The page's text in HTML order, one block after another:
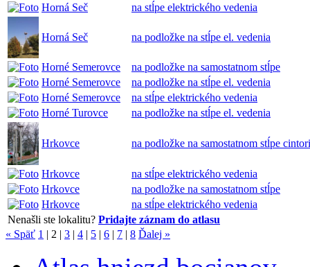
Horná Seč
na stĺpe elektrického vedenia
Horná Seč na podložke na stĺpe el. vedenia
Horné Semerovce
na podložke na samostatnom stĺpe
Horné Semerovce
na podložke na stĺpe el. vedenia
Horné Semerovce
na stĺpe elektrického vedenia
Horné Turovce
na podložke na stĺpe el. vedenia
Hrkovce na podložke na samostatnom stĺpe
Hrkovce
na stĺpe elektrického vedenia
Hrkovce
na podložke na samostatnom stĺpe
Hrkovce
na stĺpe elektrického vedenia
Nenašli ste lokalitu? Pridajte záznam do atlasu
« Späť 1 | 2 | 3 | 4 | 5 | 6 | 7 | 8 Ďalej »